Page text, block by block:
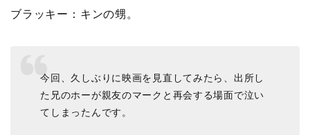
ブラッキー：キンの甥。
今回、久しぶりに映画を見直してみたら、出所し
た兄のホーが親友のマークと再会する場面で泣い
てしまったんです。